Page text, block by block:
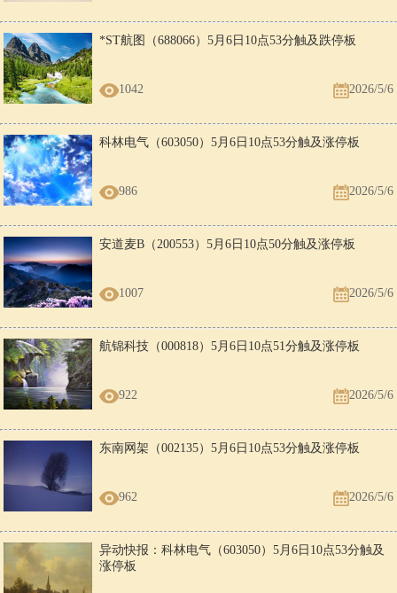
*ST航图（688066）5月6日10点53分触及跌停板
1042 2026/5/6
科林电气（603050）5月6日10点53分触及涨停板
986 2026/5/6
安道麦B（200553）5月6日10点50分触及涨停板
1007 2026/5/6
航锦科技（000818）5月6日10点51分触及涨停板
922 2026/5/6
东南网架（002135）5月6日10点53分触及涨停板
962 2026/5/6
异动快报：科林电气（603050）5月6日10点53分触及
涨停板